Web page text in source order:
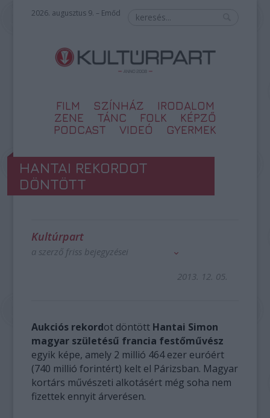
2026. augusztus 9. – Emőd
FILM SZÍNHÁZ
IRODALOM
ZENE
TÁNC FOLK
KÉPZŐ
PODCAST
VIDEÓ GYERMEK
HANTAI REKORDOT
DÖNTÖTT
Kultúrpart
a szerző friss bejegyzései
2013. 12. 05.
Aukciós rekordot döntött Hantai Simon
magyar születésű francia festőművész
egyik képe, amely 2 millió 464 ezer euróért
(740 millió forintért) kelt el Párizsban. Magyar
kortárs művészeti alkotásért még soha nem
fizettek ennyit árverésen.